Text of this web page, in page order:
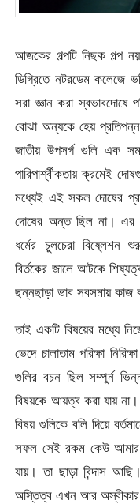
আজকের গল্পটি নিছক গল্প
ডিগ্রিতে নটরডেম কলেজে
সরা জ্ঞান করা স্বভাবদোষে
বোঝা অন্যকে হেয়
জাতীয় উপসর্গ গুলি এক
পারিপার্শ্বীকতায় ক্রমেই
মধ্যেই এই সকল দোষের
দোষের অন্ত ছিল না। এর
ধর্মের চুলচেরা বিষ্লেশন
বির্তকের জালে আটকে
ছন্নছাড়া ভাব সবসমায় কাজ
তাই একটি বিষয়ের মধ্যে
ভেদে চালাতাম পরিক্ষা
গুলির বচন ছিল সম্পুর্ন
বিষয়কে আয়ত্ব করা যায়
বিষয় গুলিকে বলি দিয়ে
সফল সেই রকম কেউ আমার
যায়। তা ছাড়া বিন্দাস
অস্তিত্ব এখন আর অস্বীকার